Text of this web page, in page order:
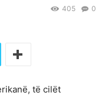
0
405
të cilët